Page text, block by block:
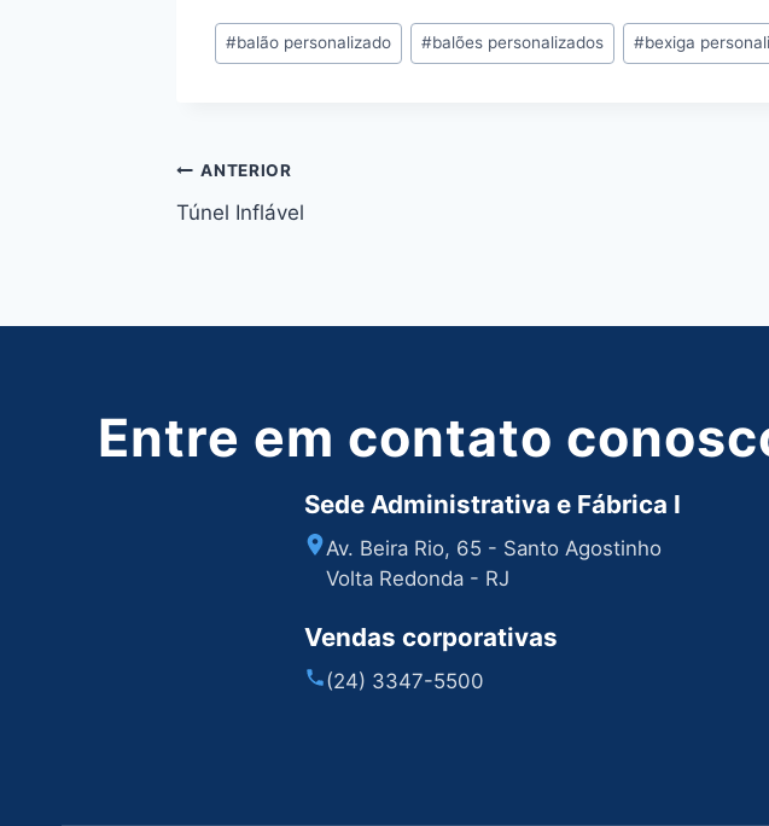
Tags
do
#balão personalizado #balões personalizados #bexiga
Navegação
de
ANTERIOR
Túnel Inflável
Entre em contato
Sede Administrativa e Fábrica I
Av. Beira Rio, 65 - Santo Agostinho
Volta Redonda - RJ
Vendas corporativas
(24) 3347-5500